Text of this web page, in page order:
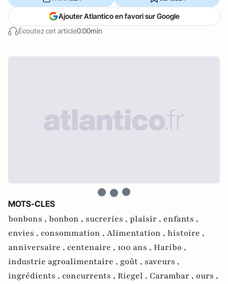
Écoutez cet article0:00min
Ajouter Atlantico en favori sur Google
MOTS-CLES
bonbons , bonbon , sucreries , plaisir , enfants ,
envies , consommation , Alimentation , histoire ,
anniversaire , centenaire , 100 ans , Haribo ,
industrie agroalimentaire , goût , saveurs ,
ingrédients , concurrents , Riegel , Carambar , ours ,